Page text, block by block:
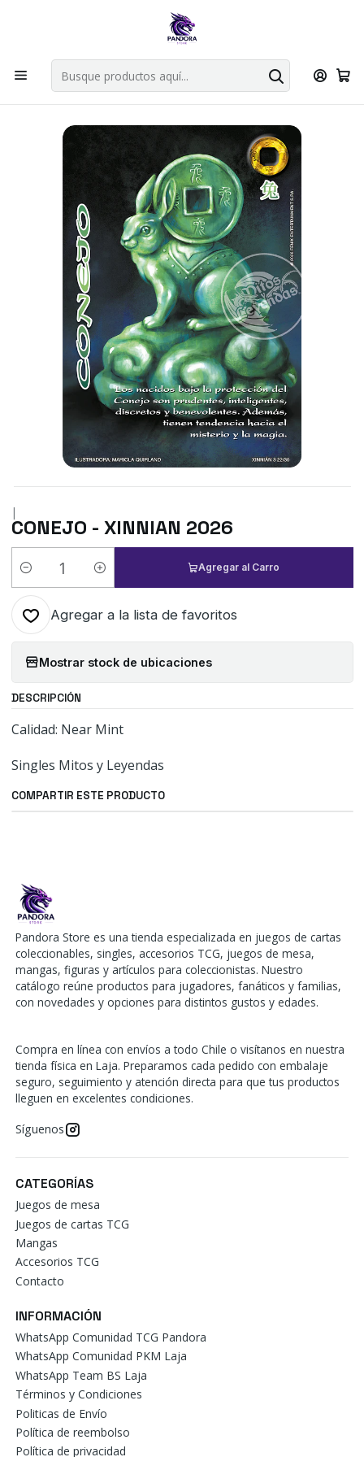
Por compras en cartas singles superiores a 49.990 el envio es
Explorar singles
Inicio Juegos de cartas TCG Mitos y Leyendas TCG
Singles Primera Era MYL Oro CONEJO - XINNIAN 2026
|
CONEJO - XINNIAN 2026
Cantidad
Agregar al Carro
Agregar a la lista de favoritos
Mostrar stock de ubicaciones
DESCRIPCIÓN
Calidad: Near Mint
Singles Mitos y Leyendas
COMPARTIR ESTE PRODUCTO
Pandora Store es una tienda especializada en juegos de cartas
coleccionables, singles, accesorios TCG, juegos de mesa,
mangas, figuras y artículos para coleccionistas. Nuestro
catálogo reúne productos para jugadores, fanáticos y familias,
con novedades y opciones para distintos gustos y edades.
Compra en línea con envíos a todo Chile o visítanos en nuestra
tienda física en Laja. Preparamos cada pedido con embalaje
seguro, seguimiento y atención directa para que tus productos
lleguen en excelentes condiciones.
Síguenos
CATEGORÍAS
Juegos de mesa
Juegos de cartas TCG
Mangas
Accesorios TCG
Contacto
INFORMACIÓN
WhatsApp Comunidad TCG Pandora
WhatsApp Comunidad PKM Laja
WhatsApp Team BS Laja
Términos y Condiciones
Politicas de Envío
Política de reembolso
Política de privacidad